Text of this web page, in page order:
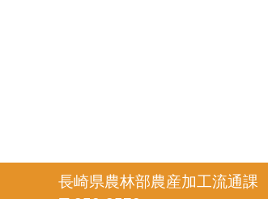
長崎県農林部農産加工流通課